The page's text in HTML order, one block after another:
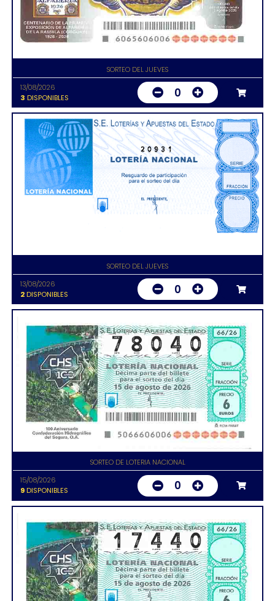
SORTEO DEL JUEVES
13/08/2026
3 DISPONIBLES 0
20931
SORTEO DEL JUEVES
13/08/2026
2DISPONIBLES 0
SORTEO DE LOTERIA NACIONAL
15/08/2026
9DISPONIBLES 0